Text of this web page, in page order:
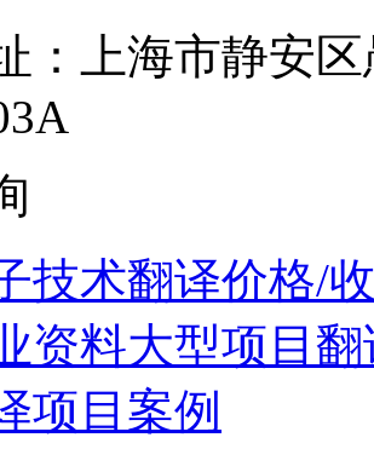
：
上海市静安区
技术翻译价格/
资料大型项目翻
项目案例